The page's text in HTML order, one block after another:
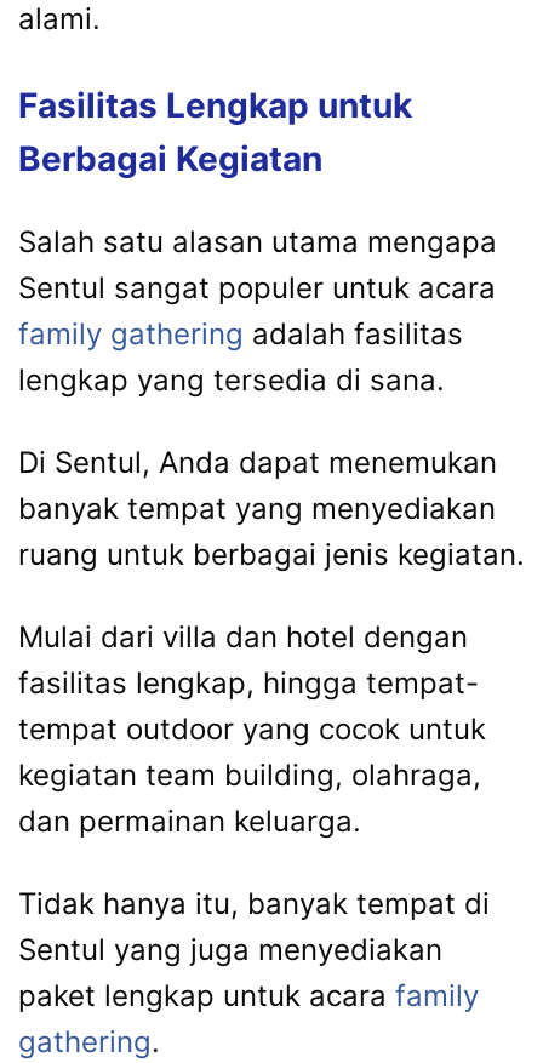
alami.
Fasilitas Lengkap untuk
Berbagai Kegiatan
Salah satu alasan utama mengapa
Sentul sangat populer untuk acara
family gathering adalah fasilitas
lengkap yang tersedia di sana.
Di Sentul, Anda dapat menemukan
banyak tempat yang menyediakan
ruang untuk berbagai jenis kegiatan.
Mulai dari villa dan hotel dengan
fasilitas lengkap, hingga tempat-
tempat outdoor yang cocok untuk
kegiatan team building, olahraga,
dan permainan keluarga.
Tidak hanya itu, banyak tempat di
Sentul yang juga menyediakan
paket lengkap untuk acara family
gathering.